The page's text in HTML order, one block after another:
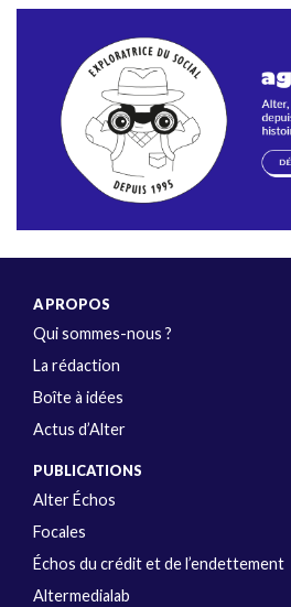
A PROPOS
Qui sommes-nous ?
La rédaction
Boîte à idées
Actus d’Alter
PUBLICATIONS
Alter Échos
Focales
Échos du crédit et de l’endettement
Altermedialab